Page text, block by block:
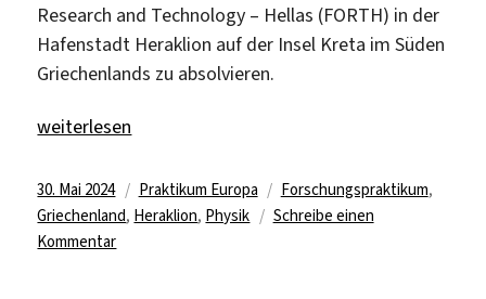
Research and Technology – Hellas (FORTH) in der
Hafenstadt Heraklion auf der Insel Kreta im Süden
Griechenlands zu absolvieren.
„Forschungspraktikum in Heraklion, Griechenland“
weiterlesen
Veröffentlicht
am
30. Mai 2024 Kategorien
Praktikum Europa Schlagwörter
Forschungspraktikum,
Griechenland, Heraklion, Physik
Schreibe einen
Kommentarzu